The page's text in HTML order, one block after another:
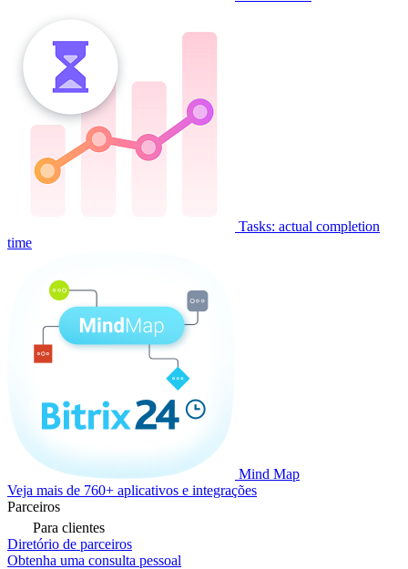
Tasks: actual completion
time
Mind Map
Veja mais de 760+ aplicativos e integrações
Parceiros
Para clientes
Diretório de parceiros
Obtenha uma consulta pessoal